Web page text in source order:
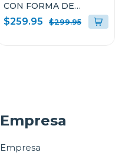
CON FORMA DE
CAMPANA DE 36" PARA
PARED L904EXI
$259.95 $299.95
Empresa
Empresa